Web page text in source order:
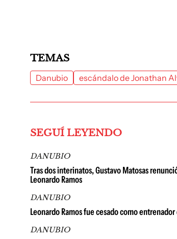
TEMAS
Danubio escándalo de Jonathan
SEGUÍ LEYENDO
DANUBIO
Tras dos interinatos, Gustavo Matosas
Leonardo Ramos
DANUBIO
Leonardo Ramos fue cesado como
DANUBIO